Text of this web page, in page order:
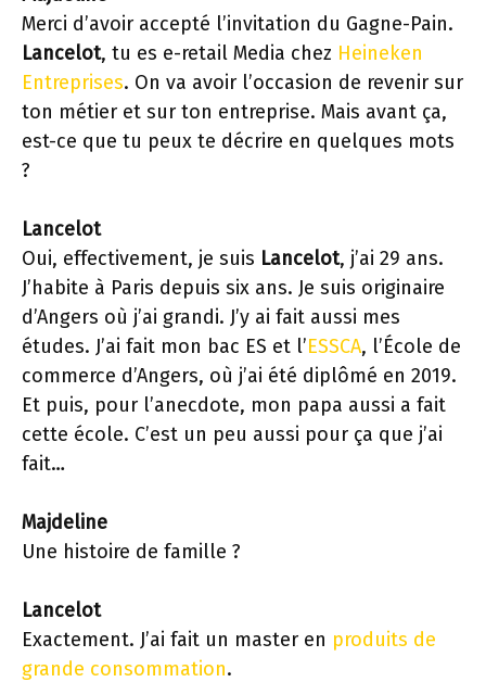
Merci d’avoir accepté l’invitation du Gagne-Pain.
Lancelot, tu es e-retail Media chez Heineken
Entreprises. On va avoir l’occasion de revenir sur
ton métier et sur ton entreprise. Mais avant ça,
est-ce que tu peux te décrire en quelques mots
?
Lancelot
Oui, effectivement, je suis Lancelot, j’ai 29 ans.
J’habite à Paris depuis six ans. Je suis originaire
d’Angers où j’ai grandi. J’y ai fait aussi mes
études. J’ai fait mon bac ES et l’ESSCA, l’École de
commerce d’Angers, où j’ai été diplômé en 2019.
Et puis, pour l’anecdote, mon papa aussi a fait
cette école. C’est un peu aussi pour ça que j’ai
fait…
Majdeline
Une histoire de famille ?
Lancelot
Exactement. J’ai fait un master en produits de
grande consommation.